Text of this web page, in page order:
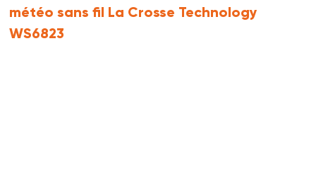
météo sans fil La Crosse Technology
WS6823